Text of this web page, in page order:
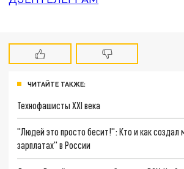
ЧИТАЙТЕ ТАКЖЕ:
Технофашисты XXI века
"Людей это просто бесит!": Кто и как создал
зарплатах" в России